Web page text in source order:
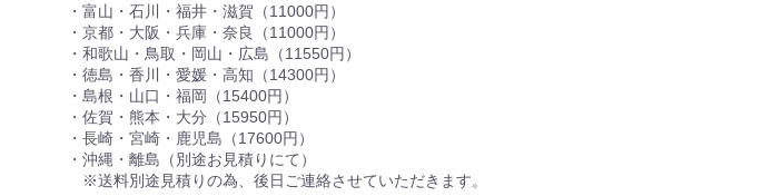
・富山・石川・福井・滋賀（11000円）
・京都・大阪・兵庫・奈良（11000円）
・和歌山・鳥取・岡山・広島（11550円）
・徳島・香川・愛媛・高知（14300円）
・島根・山口・福岡（15400円）
・佐賀・熊本・大分（15950円）
・長崎・宮崎・鹿児島（17600円）
・沖縄・離島（別途お見積りにて）
※送料別途見積りの為、後日ご連絡させていただきます。